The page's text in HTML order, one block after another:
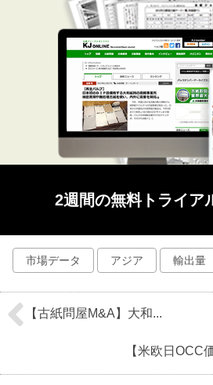
2週間の無料トライア
市場データ アジア 輸出量
【古紙問屋M&A】大和...
【米欧日OCC